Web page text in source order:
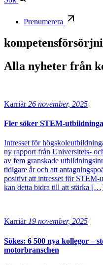
Prenumerera
Alla nyheter från
Karriär 26 november, 2025
Fler söker STEM-
Intresset för
ny rapport från Universitets-
av fem granskade
tidigare år och att
positivt att intresset för STEM-
kan detta bidra till att stärka
Karriär 19 november, 2025
Sökes: 6 500 nya kollegor –
motorbranschen